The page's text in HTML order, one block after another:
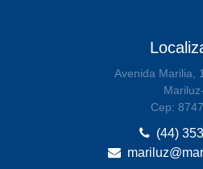
Avenida Marilia,
Cep:
(44)